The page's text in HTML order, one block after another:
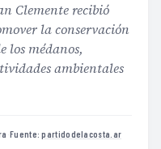
Clemente recibió
la conservación
los médanos,
ambientales
·Fuente:partidodelacosta.ar